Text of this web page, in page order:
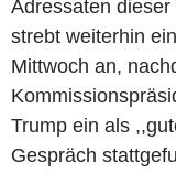
Adressaten
strebt weiterhin
Mittwoch an,
Trump ein als
Gespräch